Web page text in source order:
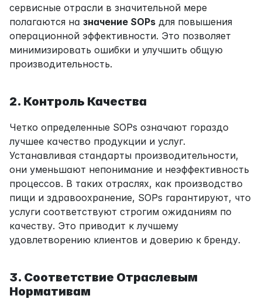
сервисные отрасли в значительной мере
полагаются на значение SOPs для повышения
операционной эффективности. Это позволяет
минимизировать ошибки и улучшить общую
производительность.
2. Контроль Качества
Четко определенные SOPs означают гораздо
лучшее качество продукции и услуг.
Устанавливая стандарты производительности,
они уменьшают непонимание и неэффективность
процессов. В таких отраслях, как производство
пищи и здравоохранение, SOPs гарантируют, что
услуги соответствуют строгим ожиданиям по
качеству. Это приводит к лучшему
удовлетворению клиентов и доверию к бренду.
3. Соответствие Отраслевым
Нормативам